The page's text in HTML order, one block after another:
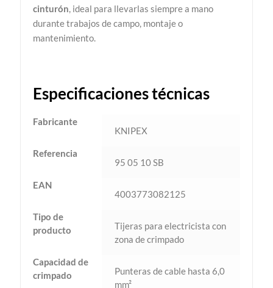
cinturón, ideal para llevarlas siempre a mano
durante trabajos de campo, montaje o
mantenimiento.
Especificaciones técnicas
Fabricante
KNIPEX
Referencia
95 05 10 SB
EAN
4003773082125
Tipo de
producto
Tijeras para electricista con
zona de crimpado
Capacidad de
crimpado
Punteras de cable hasta 6,0
mm²